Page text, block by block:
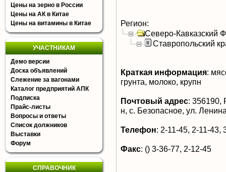
Цены на зерно в России
Цены на АК в Китае
Цены на витамины в Китае
УЧАСТНИКАМ
Демо версии
Доска объявлений
Слежение за вагонами
Каталог предприятий АПК
Подписка
Прайс-листы
Вопросы и ответы
Список должников
Выставки
Форум
СПРАВОЧНИК
Регион:
Северо-Кавказский
Ставропольский
Краткая информация:
грунта, молоко, крупн
Почтовый адрес: 356190,
н, с. Безопасное, ул.
Телефон: 2-11-45, 2-11-43,
Факс: () 3-36-77, 2-12-45